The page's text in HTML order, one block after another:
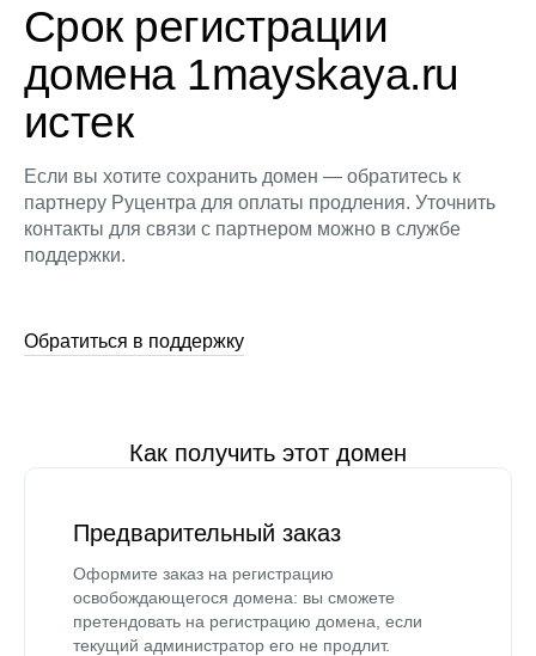
Срок регистрации
домена 1mayskaya.ru
истек
Если вы хотите сохранить домен — обратитесь к
партнеру Руцентра для оплаты продления. Уточнить
контакты для связи с партнером можно в службе
поддержки.
Обратиться в поддержку
Как получить этот домен
Предварительный заказ
Оформите заказ на регистрацию
освобождающегося домена: вы сможете
претендовать на регистрацию домена, если
текущий администратор его не продлит.